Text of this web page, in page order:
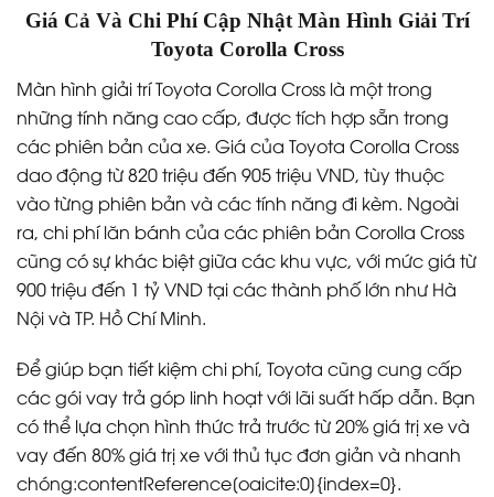
Giá Cả Và Chi Phí Cập Nhật Màn Hình Giải Trí
Toyota Corolla Cross
Màn hình giải trí Toyota Corolla Cross là một trong
những tính năng cao cấp, được tích hợp sẵn trong
các phiên bản của xe. Giá của Toyota Corolla Cross
dao động từ 820 triệu đến 905 triệu VND, tùy thuộc
vào từng phiên bản và các tính năng đi kèm. Ngoài
ra, chi phí lăn bánh của các phiên bản Corolla Cross
cũng có sự khác biệt giữa các khu vực, với mức giá từ
900 triệu đến 1 tỷ VND tại các thành phố lớn như Hà
Nội và TP. Hồ Chí Minh.
Để giúp bạn tiết kiệm chi phí, Toyota cũng cung cấp
các gói vay trả góp linh hoạt với lãi suất hấp dẫn. Bạn
có thể lựa chọn hình thức trả trước từ 20% giá trị xe và
vay đến 80% giá trị xe với thủ tục đơn giản và nhanh
chóng:contentReference[oaicite:0]{index=0}.